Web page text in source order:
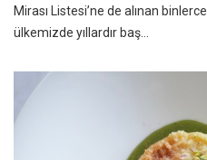
Mirası Listesi’ne de alınan
ülkemizde yıllardır baş...